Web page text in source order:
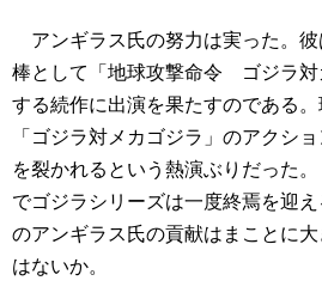
アンギラス氏の努力は実った。彼
棒として「地球攻撃命令 ゴジラ対
する続作に出演を果たすのである
「ゴジラ対メカゴジラ」のアクシ
を裂かれるという熱演ぶりだった。
でゴジラシリーズは一度終焉を迎
のアンギラス氏の貢献はまことに
はないか。